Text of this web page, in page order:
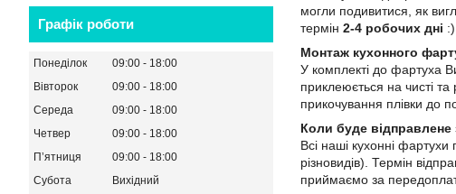
могли подивитися, як
термін 2-4 робочих дні :)
Монтаж кухонного
У комплекті до фартуха
приклеюється на чисті
прикочування плівки до
Коли буде відправлене
Всі наші кухонні
різновидів). Термін
приймаємо за
Графік роботи
Понеділок 09:00
18:00
Вівторок
09:00
18:00
Середа
09:00
18:00
Четвер
09:00
18:00
Пʼятниця
09:00
18:00
Субота
Вихідний